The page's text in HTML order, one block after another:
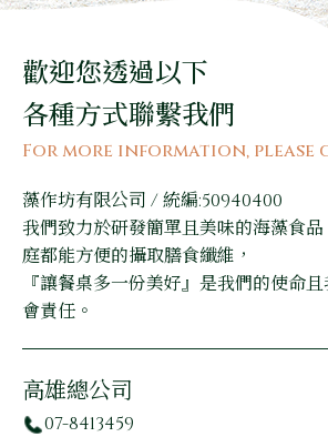
歡迎您透過以下
各種方式聯繫我們
For more information, please
藻作坊有限公司 / 統編:50940400
我們致力於研發簡單且美味的海藻食
庭都能方便的攝取膳食纖維，
『讓餐桌多一份美好』是我們的使命
會責任。
高雄總公司
07-8413459